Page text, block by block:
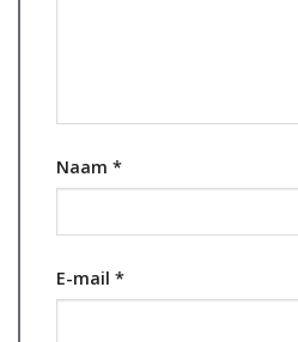
Naam *
E-mail *